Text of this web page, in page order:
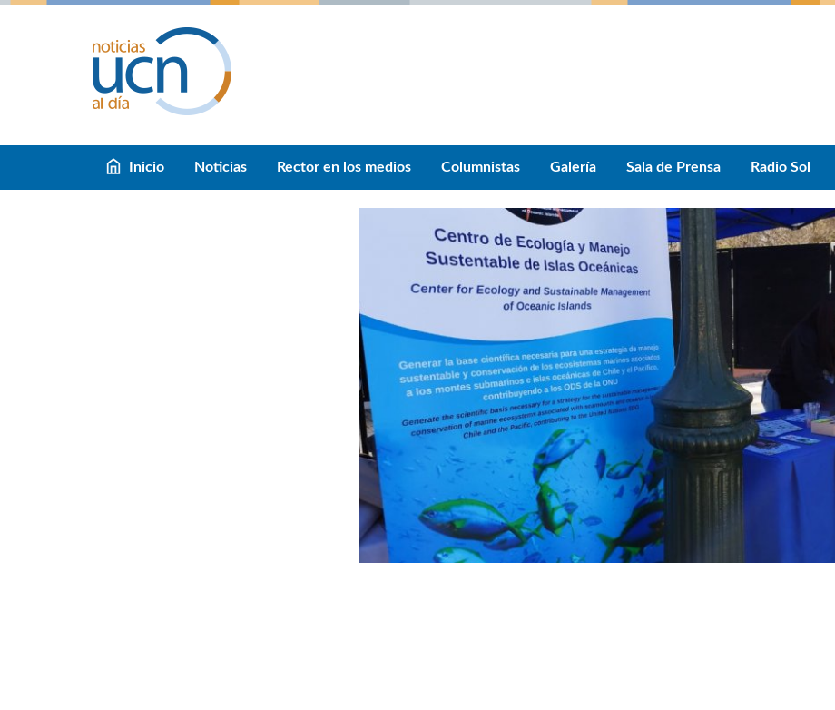
Inicio Noticias Rector en los medios Columnistas Galería Sala de Prensa Radio Sol